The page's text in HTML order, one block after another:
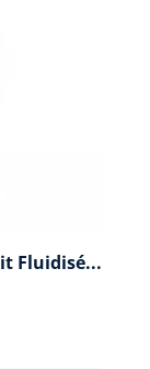
Fluidisé...